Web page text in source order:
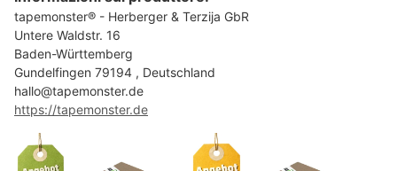
tapemonster® - Herberger & Terzija GbR
Untere Waldstr. 16
Baden-Württemberg
Gundelfingen 79194 , Deutschland
hallo@tapemonster.de
https://tapemonster.de